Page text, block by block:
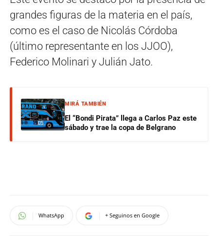
grandes figuras de la materia en el país,
como es el caso de Nicolás Córdoba
(último representante en los JJOO),
Federico Molinari y Julián Jato.
MIRÁ TAMBIÉN
El “Bondi Pirata” llega a Carlos Paz este
sábado y trae la copa de Belgrano
WhatsApp + Seguinos en Google